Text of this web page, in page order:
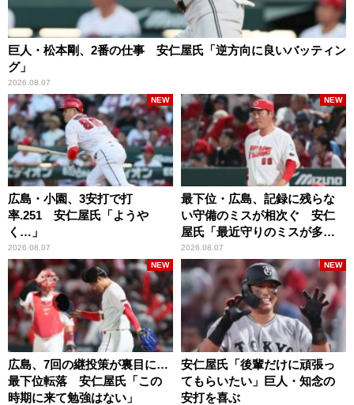
巨人・松本剛、2番の仕事 安仁屋氏「逆方向に良いバッティン
グ」
2026.08.07
広島・小園、3安打で打
率.251 安仁屋氏「ようや
く…」
2026.08.07
NEW
最下位・広島、記録に残らな
い守備のミスが相次ぐ 安仁
屋氏「最近守りのミスが多
い」
2026.08.07
NEW
広島、7回の継投策が裏目に…
最下位転落 安仁屋氏「この
時期に来て勉強はない」
NEW
安仁屋氏「後輩だけに頑張っ
てもらいたい」巨人・知念の
安打を喜ぶ
NEW